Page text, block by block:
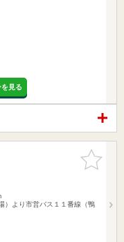
見る
お気に入
りに追加
）より市営バス１１番線（鴨